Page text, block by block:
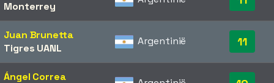
Monterrey
Juan Brunetta
Tigres UANL
Argentinië 11
Ángel Correa